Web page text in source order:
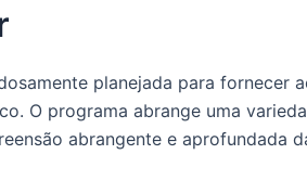
planejada para fornecer
O programa abrange uma
abrangente e aprofundada